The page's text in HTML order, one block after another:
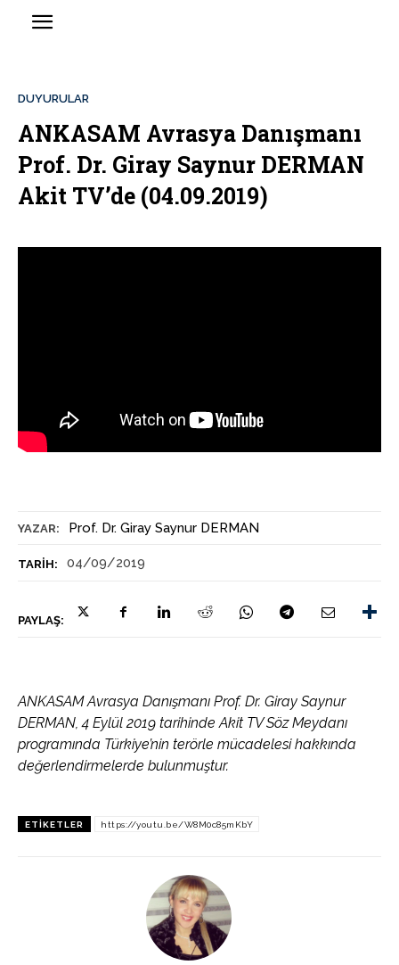
YAZAR: Prof. Dr. Giray Saynur DERMAN
TARIH: 04/09/2019
PAYLAŞ:
DUYURULAR
ANKASAM Avrasya Danışmanı
Prof. Dr. Giray Saynur DERMAN
Akit TV’de (04.09.2019)
ANKASAM Avrasya Danışmanı Prof. Dr. Giray Saynur
DERMAN, 4 Eylül 2019 tarihinde Akit TV Söz Meydanı
programında Türkiye’nin terörle mücadelesi hakkında
değerlendirmelerde bulunmuştur.
ETIKETLER https://youtu.be/W8M0c85mKbY